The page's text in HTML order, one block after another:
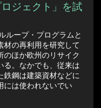
ロジェクト」を試
ループ・プログラムと
材の再利用を研究して
のほか欧州のリサイク
る。なかでも、従来は
鉄鋼は建築資材などに
には使われないでい